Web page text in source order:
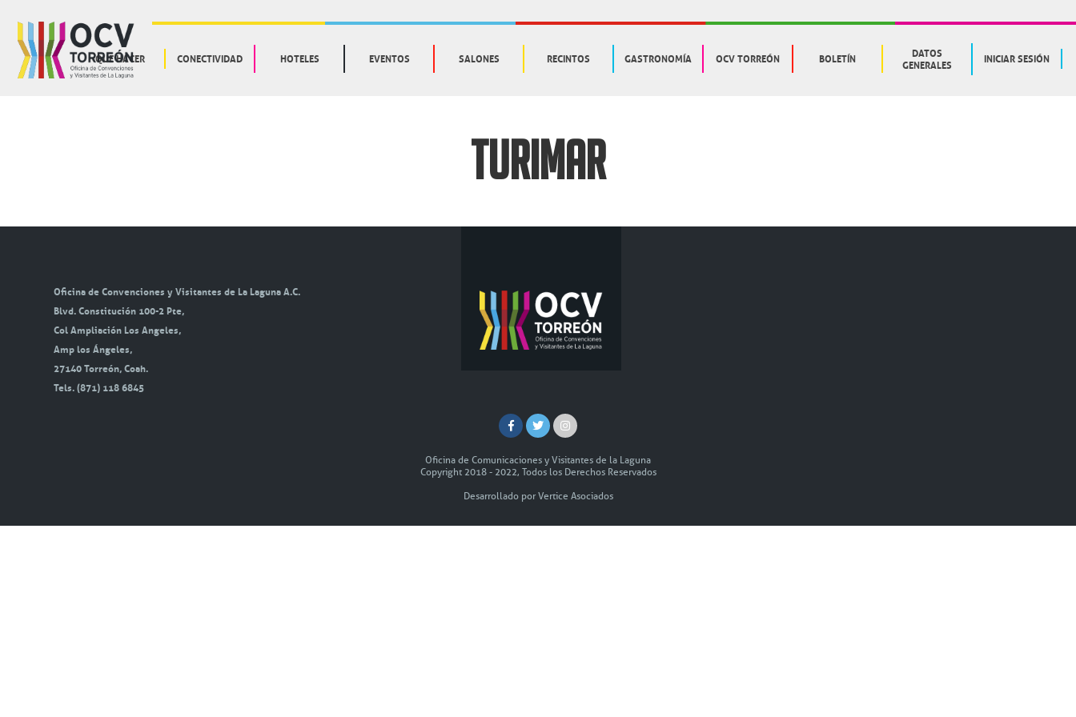
QUE HACER CONECTIVIDAD HOTELES EVENTOS SALONES RECINTOS GASTRONOMÍA OCV TORREÓN BOLETÍN
DATOS
GENERALES
INICIAR SESIÓN
TURIMAR
Oficina de Convenciones y Visitantes de La Laguna A.C.
Blvd. Constitución 100-2 Pte,
Col Ampliación Los Angeles,
Amp los Ángeles,
27140 Torreón, Coah.
Tels. (871) 118 6845
Oficina de Comunicaciones y Visitantes de la Laguna
Copyright 2018 - 2022, Todos los Derechos Reservados
Desarrollado por Vertice Asociados